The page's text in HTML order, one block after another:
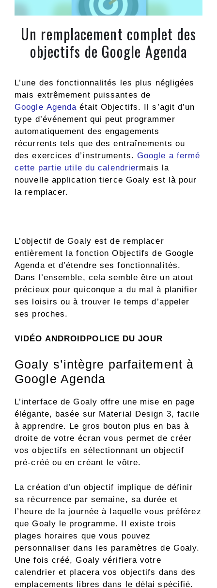
Un remplacement complet des
objectifs de Google Agenda
L’une des fonctionnalités les plus négligées
mais extrêmement puissantes de
Google Agenda était Objectifs. Il s’agit d’un
type d’événement qui peut programmer
automatiquement des engagements
récurrents tels que des entraînements ou
des exercices d’instruments. Google a fermé
cette partie utile du calendriermais la
nouvelle application tierce Goaly est là pour
la remplacer.
L’objectif de Goaly est de remplacer
entièrement la fonction Objectifs de Google
Agenda et d’étendre ses fonctionnalités.
Dans l’ensemble, cela semble être un atout
précieux pour quiconque a du mal à planifier
ses loisirs ou à trouver le temps d’appeler
ses proches.
VIDÉO ANDROIDPOLICE DU JOUR
Goaly s’intègre parfaitement à
Google Agenda
L’interface de Goaly offre une mise en page
élégante, basée sur Material Design 3, facile
à apprendre. Le gros bouton plus en bas à
droite de votre écran vous permet de créer
vos objectifs en sélectionnant un objectif
pré-créé ou en créant le vôtre.
La création d’un objectif implique de définir
sa récurrence par semaine, sa durée et
l’heure de la journée à laquelle vous préférez
que Goaly le programme. Il existe trois
plages horaires que vous pouvez
personnaliser dans les paramètres de Goaly.
Une fois créé, Goaly vérifiera votre
calendrier et placera vos objectifs dans des
emplacements libres dans le délai spécifié.